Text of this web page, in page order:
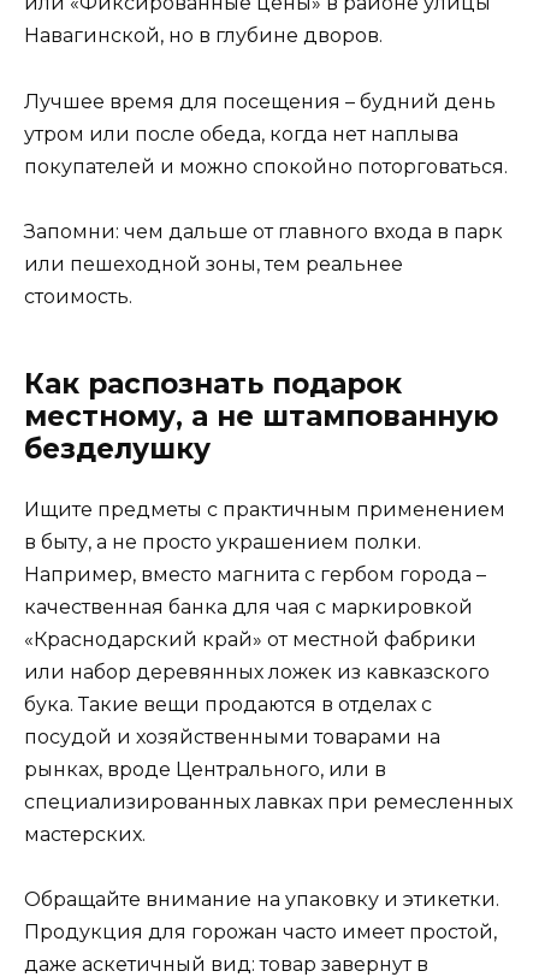
Навагинской, но в глубине дворов.
Лучшее время для посещения – будний день
утром или после обеда, когда нет наплыва
покупателей и можно спокойно поторговаться.
Запомни: чем дальше от главного входа в парк
или пешеходной зоны, тем реальнее
стоимость.
Как распознать подарок
местному, а не штампованную
безделушку
Ищите предметы с практичным применением
в быту, а не просто украшением полки.
Например, вместо магнита с гербом города –
качественная банка для чая с маркировкой
«Краснодарский край» от местной фабрики
или набор деревянных ложек из кавказского
бука. Такие вещи продаются в отделах с
посудой и хозяйственными товарами на
рынках, вроде Центрального, или в
специализированных лавках при ремесленных
мастерских.
Обращайте внимание на упаковку и этикетки.
Продукция для горожан часто имеет простой,
даже аскетичный вид: товар завернут в